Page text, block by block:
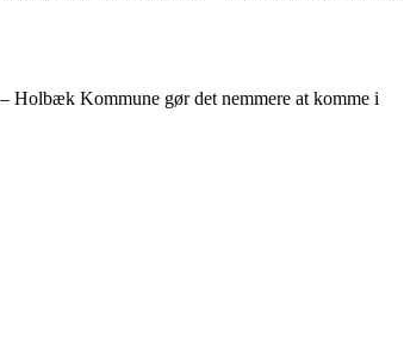
Holbæk Kommune gør det nemmere at komme i